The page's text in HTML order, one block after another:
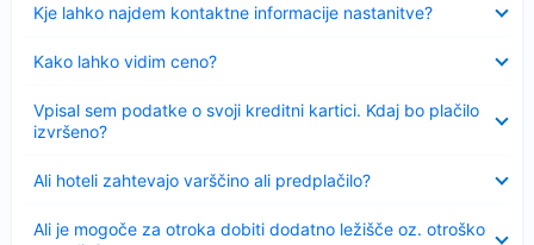
Kje lahko najdem kontaktne informacije nastanitve?
Kako lahko vidim ceno?
Vpisal sem podatke o svoji kreditni kartici. Kdaj bo plačilo
izvršeno?
Ali hoteli zahtevajo varščino ali predplačilo?
Ali je mogoče za otroka dobiti dodatno ležišče oz. otroško